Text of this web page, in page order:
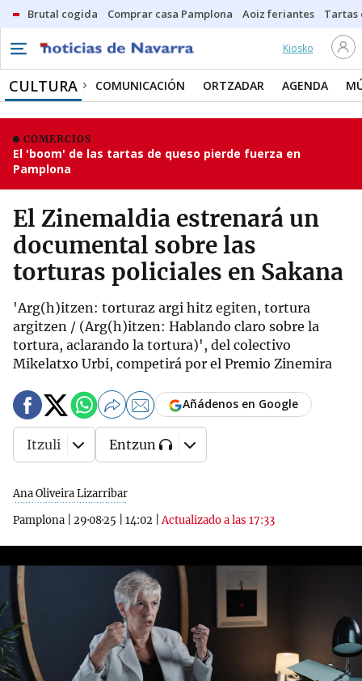
Brutal cogida Comprar casa Pamplona Aoiz feriantes Tartas
Kiosko
CULTURA COMUNICACIÓN ORTZADAR AGENDA
COMERCIOS
El 'boom' de las tartas de queso pierde fuerza en
Pamplona
El Zinemaldia estrenará un
documental sobre las
torturas policiales en Sakana
'Arg(h)itzen: torturaz argi hitz egiten, tortura
argitzen / (Arg(h)itzen: Hablando claro sobre la
tortura, aclarando la tortura)', del colectivo
Mikelatxo Urbi, competirá por el Premio Zinemira
Ana Oliveira Lizarribar
Pamplona
29·08·25 14:02 |Actualizado a las 17:33
Añádenos en Google
Itzuli Entzun